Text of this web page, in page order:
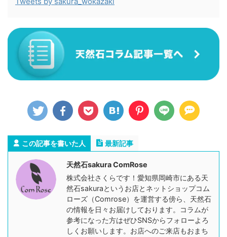
この記事を書いた人 最新記事
天然石sakura ComRose
株式会社さくらです！愛知県岡崎市にある天
然石sakuraというお店とネットショップコム
ローズ（Comrose）を運営する傍ら、天然石
の情報を日々お届けしております。コラムが
参考になった方はぜひSNSからフォローよろ
しくお願いします。お店へのご来店もおまち